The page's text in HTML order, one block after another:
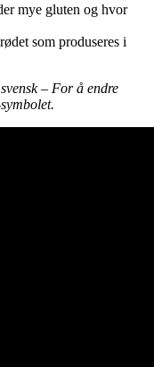
mye gluten og hvor
som produseres i
– For å endre